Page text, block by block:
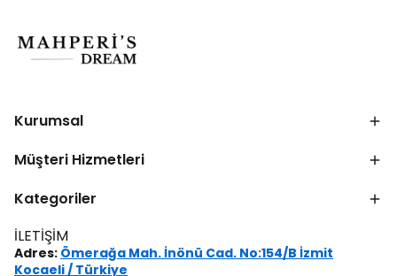
Kurumsal
Müşteri Hizmetleri
Kategoriler
İLETİŞİM
Adres: Ömerağa Mah. İnönü Cad. No:154/B İzmit
Kocaeli / Türkiye